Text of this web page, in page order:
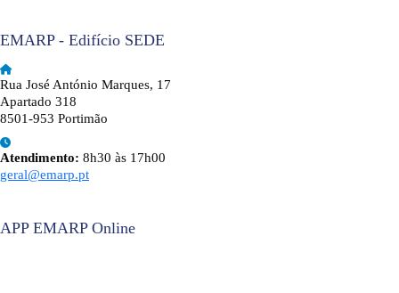
EMARP - Edifício SEDE
Rua José António Marques, 17
Apartado 318
8501-953 Portimão
Atendimento: 8h30 às 17h00
geral@emarp.pt
APP EMARP Online